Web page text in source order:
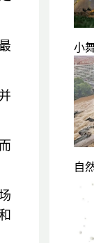
小
自